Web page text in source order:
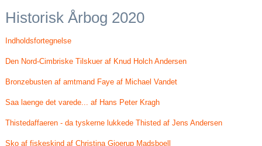
Historisk Årbog 2020
Indholdsfortegnelse
Den Nord-Cimbriske Tilskuer af Knud Holch Andersen
Bronzebusten af amtmand Faye af Michael Vandet
Saa laenge det varede... af Hans Peter Kragh
Thistedaffaeren - da tyskerne lukkede Thisted af Jens Andersen
Sko af fiskeskind af Christina Gjoerup Madsboell